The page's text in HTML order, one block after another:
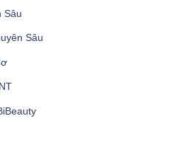
Sâu
Sâu